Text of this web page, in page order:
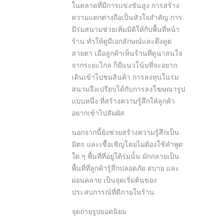
ในตลาดที่มีการแข่งขันสูง การสร้าง
ความแตกต่างถือเป็นหัวใจสำคัญ การ
มีร่มสนามช่วยเพิ่มมิติให้กับพื้นที่หน้า
ร้าน ทำให้ดูมีเอกลักษณ์และดึงดูด
สายตา เมื่อลูกค้าเห็นร้านที่ดูน่าสนใจ
จากระยะไกล ก็มีแนวโน้มที่จะอยาก
เดินเข้าไปชมสินค้า การลงทุนในร่ม
สนามจึงเปรียบได้กับการลงโฆษณารูป
แบบหนึ่ง ที่สร้างความรู้สึกให้ลูกค้า
อยากเข้าไปสัมผัส
นอกจากนี้ยังช่วยสร้างความรู้สึกเป็น
มิตร และเชื้อเชิญโดยไม่ต้องใช้คำพูด
ใด ๆ พื้นที่ที่อยู่ใต้ร่มนั้น มักกลายเป็น
พื้นที่ที่ลูกค้ารู้สึกปลอดภัย สบาย และ
ผ่อนคลาย เป็นจุดเริ่มต้นของ
ประสบการณ์ที่ดีภายในร้าน
จุดถ่ายรูปยอดนิยม